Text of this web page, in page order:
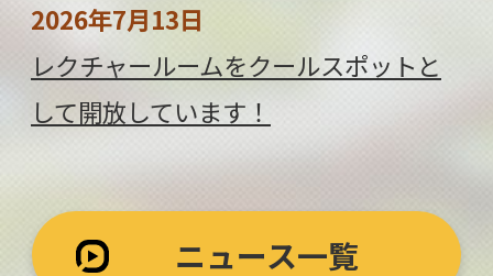
2026年7月13日
レクチャールームをクールスポットと
して開放しています！
ニュース一覧